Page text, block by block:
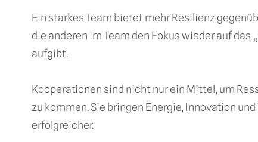
Ein starkes Team bietet mehr Resilienz
die anderen im Team den Fokus wieder auf
aufgibt.
Kooperationen sind nicht nur ein Mittel, um
zu kommen. Sie bringen Energie, Innovation
erfolgreicher.